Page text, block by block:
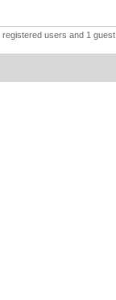
users and 1 guest